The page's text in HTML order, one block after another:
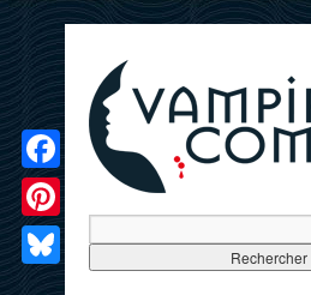
Facebook
Pinterest
Bluesky